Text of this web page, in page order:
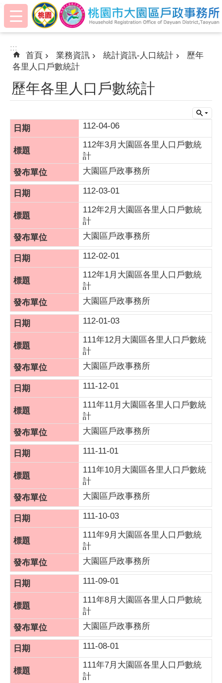
跳到主要內容區塊
:::
:::
首頁 業務資訊 統計資訊-人口統計
歷年
各里人口戶數統計
歷年各里人口戶數統計
112-04-06
112年3月大園區各里人口戶數統
計
大園區戶政事務所
112-03-01
112年2月大園區各里人口戶數統
計
大園區戶政事務所
112-02-01
112年1月大園區各里人口戶數統
計
大園區戶政事務所
112-01-03
111年12月大園區各里人口戶數統
計
大園區戶政事務所
111-12-01
111年11月大園區各里人口戶數統
計
大園區戶政事務所
111-11-01
111年10月大園區各里人口戶數統
計
大園區戶政事務所
111-10-03
111年9月大園區各里人口戶數統
計
大園區戶政事務所
111-09-01
111年8月大園區各里人口戶數統
計
大園區戶政事務所
111-08-01
111年7月大園區各里人口戶數統
計